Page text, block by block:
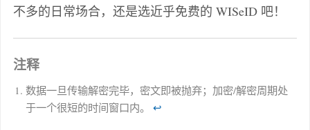
不多的日常场合，还是选近乎免费的 WISeID 吧！
注释
数据一旦传输解密完毕，密文即被抛弃；加密/解密周期处
于一个很短的时间窗口内。 ↩